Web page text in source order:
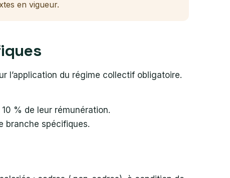
en vigueur.
l’application du régime collectif obligatoire.
% de leur rémunération.
branche spécifiques.